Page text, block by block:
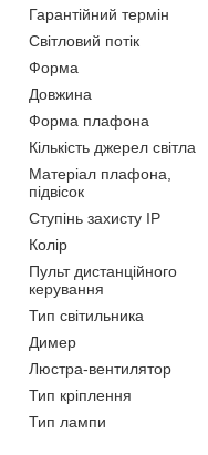
Гарантійний термін
Світловий потік
Форма
Довжина
Форма плафона
Кількість джерел світла
Матеріал плафона,
підвісок
Ступінь захисту IP
Колір
Пульт дистанційного
керування
Тип світильника
Димер
Люстра-вентилятор
Тип кріплення
Тип лампи